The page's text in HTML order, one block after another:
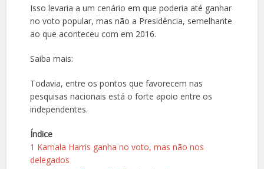
Isso levaria a um cenário em que poderia até ganhar
no voto popular, mas não a Presidência, semelhante
ao que aconteceu com em 2016.
Saiba mais:
Todavia, entre os pontos que favorecem nas
pesquisas nacionais está o forte apoio entre os
independentes.
Índice
1 Kamala Harris ganha no voto, mas não nos
delegados